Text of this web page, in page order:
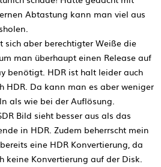
Abtastung kann man viel aus
sich aber berechtigter Weiße die
man überhaupt einen Release auf
benötigt. HDR ist halt leider auch
HDR. Da kann man es aber weniger
als wie bei der Auflösung.
Bild sieht besser aus als das
in HDR. Zudem beherrscht mein
eine HDR Konvertierung, da
keine Konvertierung auf der Disk.